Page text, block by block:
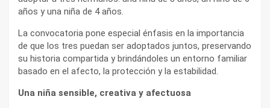
años y una niña de 4 años.
La convocatoria pone especial énfasis en la importancia
de que los tres puedan ser adoptados juntos, preservando
su historia compartida y brindándoles un entorno familiar
basado en el afecto, la protección y la estabilidad.
Una niña sensible, creativa y afectuosa